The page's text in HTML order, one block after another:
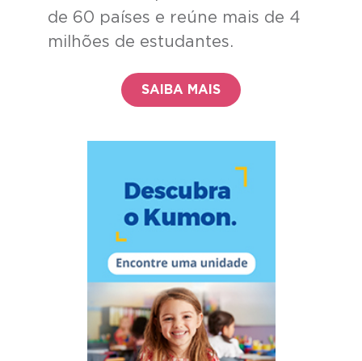
de 60 países e reúne mais de 4
milhões de estudantes.
SAIBA MAIS